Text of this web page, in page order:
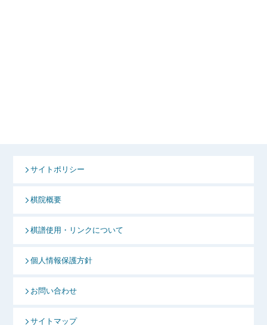
サイトポリシー
棋院概要
棋譜使用・リンクについて
個人情報保護方針
お問い合わせ
サイトマップ